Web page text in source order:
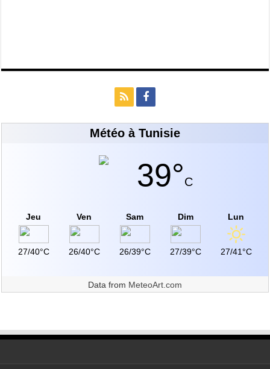
Météo à Tunisie
39°C
Jeu
27/40°C
Ven
26/40°C
Sam
26/39°C
Dim
27/39°C
Lun
27/41°C
Data from MeteoArt.com